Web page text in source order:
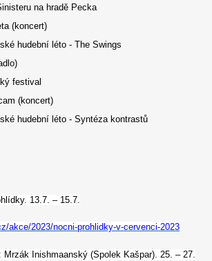
na hradě Pecka
(koncert)
hudební léto - The Swings
festival
(koncert)
hudební léto - Syntéza kontrastů
13.7. – 15.7.
akce/2023/nocni-prohlidky-v-cervenci-2023
Inishmaanský (Spolek Kašpar). 25. – 27.